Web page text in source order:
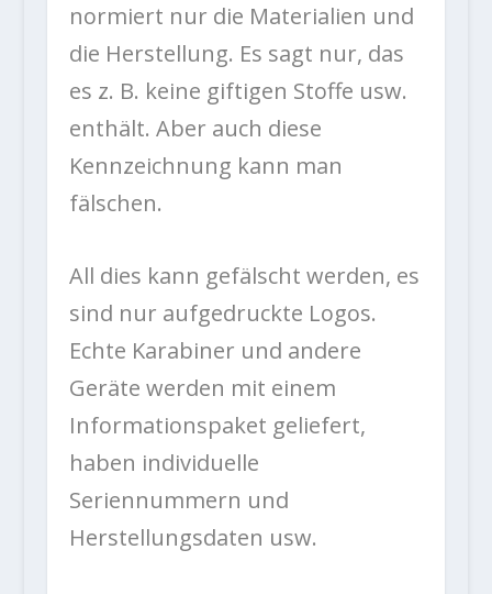
normiert nur die Materialien und
die Herstellung. Es sagt nur, das
es z. B. keine giftigen Stoffe usw.
enthält. Aber auch diese
Kennzeichnung kann man
fälschen.
All dies kann gefälscht werden, es
sind nur aufgedruckte Logos.
Echte Karabiner und andere
Geräte werden mit einem
Informationspaket geliefert,
haben individuelle
Seriennummern und
Herstellungsdaten usw.